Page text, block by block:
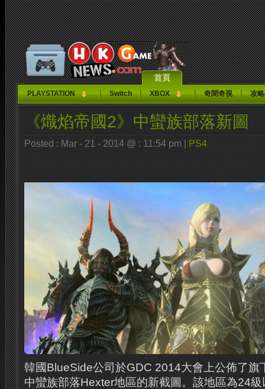
首頁
PLAYSTATION Switch XBOX 奇聞奇視 攻
《熾焰帝國2》中蠻族部落新圖
Posted : Mar - 21 - 2014 @ : 11:54 pm | PS4
韓國BlueSide公司於GDC 2014大會上公佈了旗
中蠻族部落Hexter地區的新截圖。 該地區為24